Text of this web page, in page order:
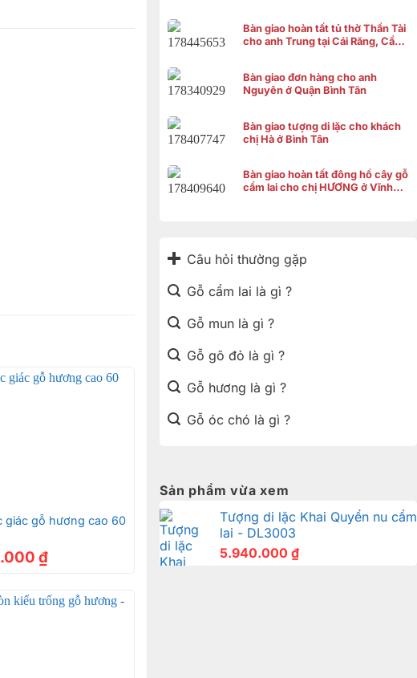
Bàn giao hoàn tất tủ thờ Thần Tài
cho anh Trung tại Cái Răng, Cần
Bàn giao đơn hàng cho anh
Nguyên ở Quận Bình Tân
Bàn giao tượng di lặc cho khách
chị Hà ở Bình Tân
Bàn giao hoàn tất đông hồ cây gỗ
cẩm lai cho chị HƯƠNG ở Vĩnh
Câu hỏi thường gặp
Gỗ cẩm lai là gì ?
Gỗ mun là gì ?
Gỗ gõ đỏ là gì ?
Gỗ hương là gì ?
Gỗ óc chó là gì ?
Sản phẩm vừa xem
Tượng di lặc Khai Quyển nu cẩm
lai - DL3003
5.940.000 ₫
giác gỗ hương cao 60
₫